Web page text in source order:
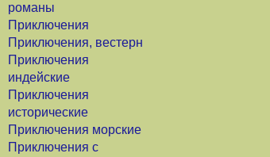
романы
Приключения
Приключения, вестерн
Приключения
индейские
Приключения
исторические
Приключения морские
Приключения с